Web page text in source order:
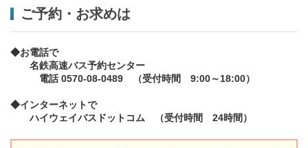
ご予約・お求めは
◆お電話で
名鉄高速バス予約センター
電話 0570-08-0489 （受付時間 9:00～18:00）
◆インターネットで
ハイウェイバスドットコム （受付時間 24時間）